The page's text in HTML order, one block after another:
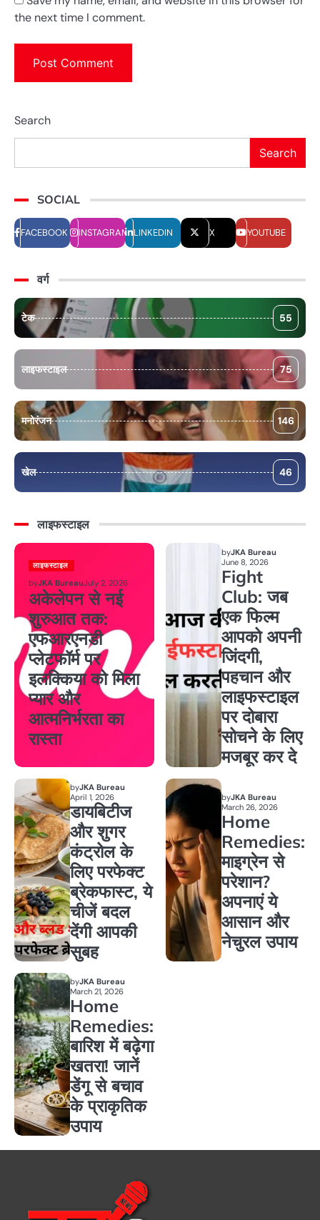
the next time I comment.
Search
Search
SOCIAL
FACEBOOK INSTAGRAM LINKEDIN X YOUTUBE
वर्ग
टेक 55
लाइफस्टाइल 75
मनोरंजन 146
खेल 46
लाइफस्टाइल
लाइफस्टाइल
byJKA BureauJuly 2, 2026
अकेलेपन से नई
शुरुआत तक:
एफआरएनडी
प्लेटफॉर्म पर
इलक्किया को मिला
प्यार और
आत्मनिर्भरता का
रास्ता
byJKA Bureau
June 8, 2026
Fight
Club: जब
एक फिल्म
आपको अपनी
जिंदगी,
पहचान और
लाइफस्टाइल
पर दोबारा
सोचने के लिए
मजबूर कर दे
byJKA Bureau
April 1, 2026
डायबिटीज
और शुगर
कंट्रोल के
लिए परफेक्ट
ब्रेकफास्ट, ये
चीजें बदल
देंगी आपकी
सुबह
byJKA Bureau
March 26, 2026
Home
Remedies:
माइग्रेन से
परेशान?
अपनाएं ये
आसान और
नेचुरल उपाय
byJKA Bureau
March 21, 2026
Home
Remedies:
बारिश में बढ़ेगा
खतरा! जानें
डेंगू से बचाव
के प्राकृतिक
उपाय